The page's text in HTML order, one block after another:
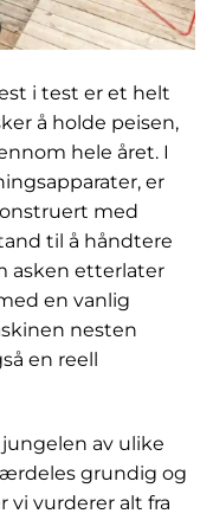
i test er et helt
å holde peisen,
hele året. I
er
med
til å håndtere
asken etterlater
en vanlig
nesten
en reell
av ulike
grundig og
vi vurderer alt fra